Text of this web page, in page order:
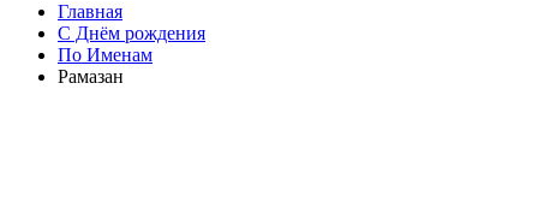
Главная
С Днём рождения
По Именам
Рамазан